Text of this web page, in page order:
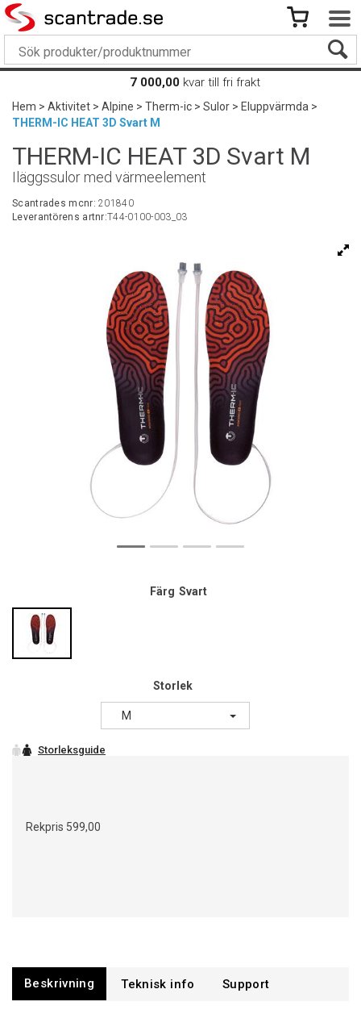
7 000,00 kvar till fri frakt
Hem>Aktivitet>Alpine>Therm-ic>Sulor>Eluppvärmda>
THERM-IC HEAT 3D Svart M
THERM-IC HEAT 3D Svart M
Iläggssulor med värmeelement
Scantrades mcnr:201840
Leverantörens artnr:T44-0100-003_03
Färg Svart
Storlek
M
Rekpris 599,00
Beskrivning Support